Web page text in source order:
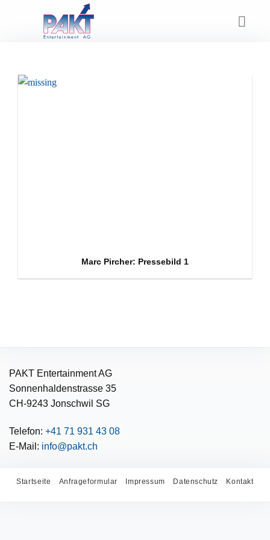
Marc Pircher: Pressebild 1
PAKT Entertainment AG
Sonnenhaldenstrasse 35
CH-9243 Jonschwil SG
Telefon: +41 71 931 43 08
E-Mail: info@pakt.ch
Startseite Anfrageformular Impressum Datenschutz Kontakt